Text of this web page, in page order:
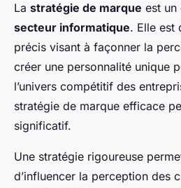
La stratégie de marque est
secteur informatique. Elle est
précis visant à façonner la
créer une personnalité unique
l’univers compétitif des
stratégie de marque efficace
significatif.
Une stratégie rigoureuse
d’influencer la perception des